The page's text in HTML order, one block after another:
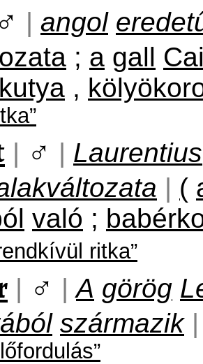
♂ | angol
; a gall
,
| ♂ | Laurentius
| (
való ;
ritka”
| ♂ | A görög
származik |